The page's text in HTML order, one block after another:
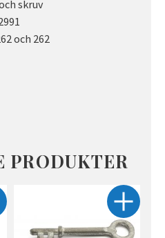
skruv
och 262
PRODUKTER